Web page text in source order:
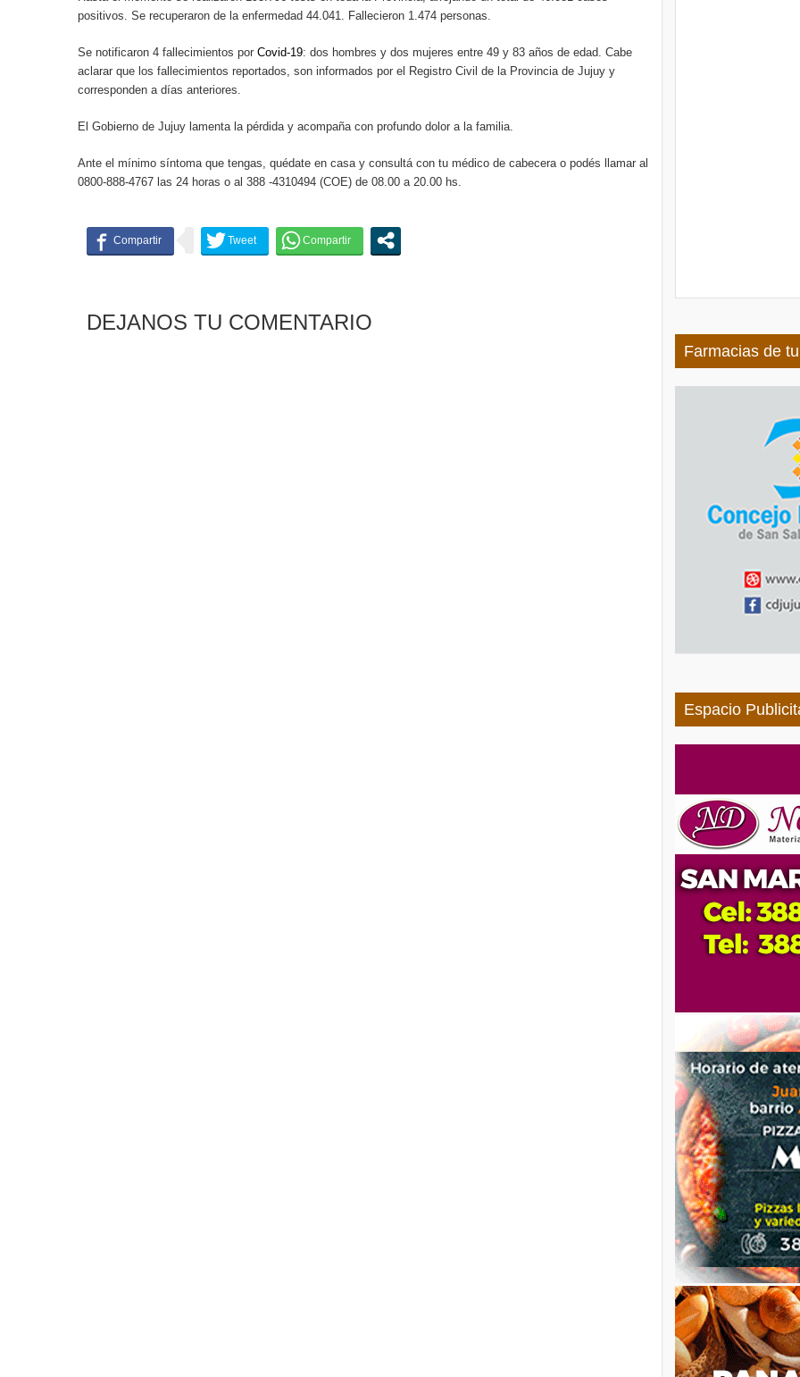
positivos. Se recuperaron de la enfermedad 44.041. Fallecieron 1.474 personas.
Se notificaron 4 fallecimientos por Covid-19: dos hombres y dos mujeres entre 49 y 83 años de edad. Cabe
aclarar que los fallecimientos reportados, son informados por el Registro Civil de la Provincia de Jujuy y
corresponden a días anteriores.
El Gobierno de Jujuy lamenta la pérdida y acompaña con profundo dolor a la familia.
Ante el mínimo síntoma que tengas, quédate en casa y consultá con tu médico de cabecera o podés llamar al
0800-888-4767 las 24 horas o al 388 -4310494 (COE) de 08.00 a 20.00 hs.
DEJANOS TU COMENTARIO
Farmacias de
Espacio